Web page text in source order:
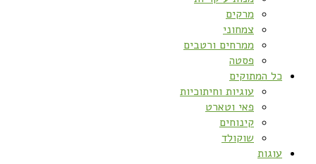
מרקים
צמחוני
ממרחים ורטבים
פסטה
כל המתוקים
עוגיות וחיתוכיות
פאי וטארט
קינוחים
שוקולד
עוגות